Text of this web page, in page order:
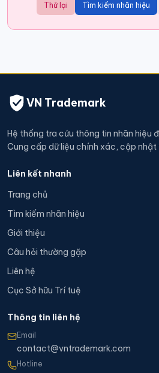
Thử lại Tìm kiếm nhãn hiệu
VN Trademark
Hệ thống tra cứu thông tin nhãn hiệu
Cung cấp dữ liệu chính xác, cập nhật
Liên kết nhanh
Trang chủ
Tìm kiếm nhãn hiệu
Giới thiệu
Câu hỏi thường gặp
Liên hệ
Cục Sở hữu Trí tuệ
Thông tin liên hệ
Email
contact@vntrademark.com
Hotline